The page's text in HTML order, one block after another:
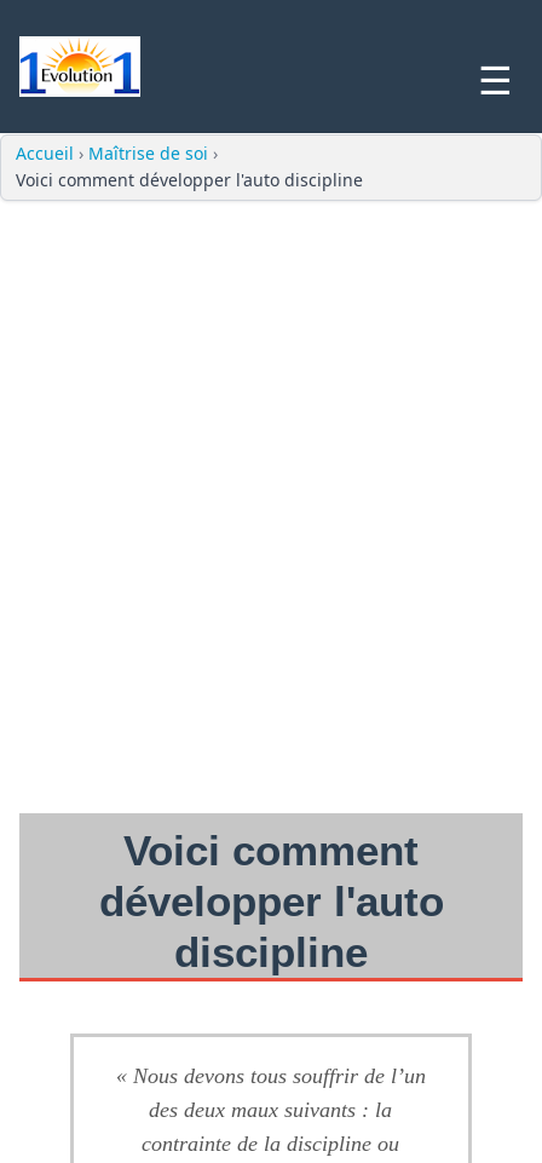
☰
Accueil › Maîtrise de soi ›
Voici comment développer l'auto discipline
Voici comment
développer l'auto
discipline
« Nous devons tous souffrir de l’un
des deux maux suivants : la
contrainte de la discipline ou